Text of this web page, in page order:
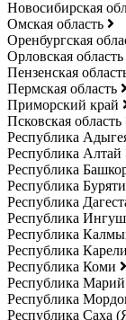
Новосибирская
Омская область
Оренбургская
Орловская область
Пензенская
Пермская область
Приморский край
Псковская область
Республика
Республика Алтай
Республика
Республика
Республика
Республика
Республика
Республика
Республика Коми
Республика
Республика
Республика Саха